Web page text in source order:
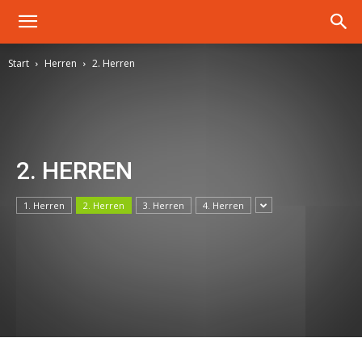
Start Herren 2. Herren
2. HERREN
1. Herren 2. Herren 3. Herren 4. Herren